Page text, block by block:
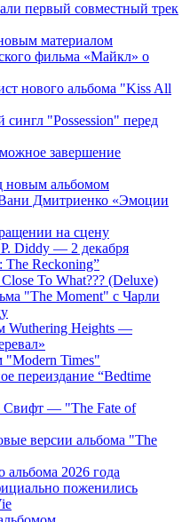
первый совместный трек
материалом
фильма «Майкл» о
нового альбома "Kiss All
"Possession" перед
завершение
новым альбомом
Дмитриенко «Эмоции
на сцену
Diddy — 2 декабря
The Reckoning”
To What??? (Deluxe)
"The Moment" с Чарли
Wuthering Heights —
"Modern Times"
переиздание “Bedtime
Свифт — "The Fate of
версии альбома "The
альбома 2026 года
поженились